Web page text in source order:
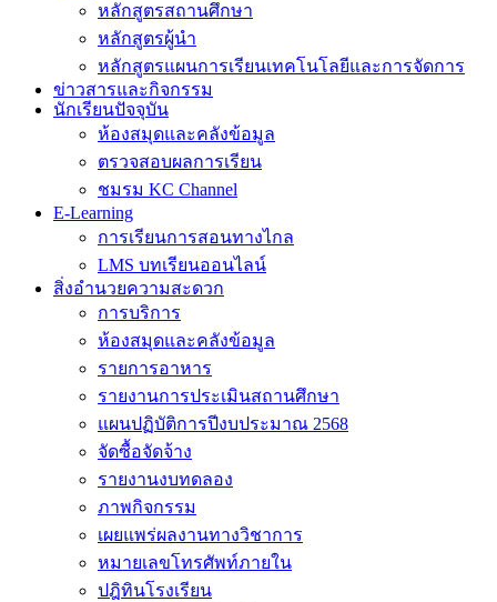
หลักสูตรสถานศึกษา
หลักสูตรผู้นำ
หลักสูตรแผนการเรียนเทคโนโลยีและการจัดการ
ข่าวสารและกิจกรรม
นักเรียนปัจจุบัน
ห้องสมุดและคลังข้อมูล
ตรวจสอบผลการเรียน
ชมรม KC Channel
E-Learning
การเรียนการสอนทางไกล
LMS บทเรียนออนไลน์
สิ่งอำนวยความสะดวก
การบริการ
ห้องสมุดและคลังข้อมูล
รายการอาหาร
รายงานการประเมินสถานศึกษา
แผนปฏิบัติการปีงบประมาณ 2568
จัดซื้อจัดจ้าง
รายงานงบทดลอง
ภาพกิจกรรม
เผยแพร่ผลงานทางวิชาการ
หมายเลขโทรศัพท์ภายใน
ปฎิทินโรงเรียน